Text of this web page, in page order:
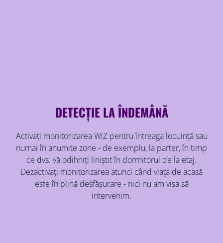
DETECȚIE LA ÎNDEMÂNĂ
Activați monitorizarea WiZ pentru întreaga locuință sau
numai în anumite zone - de exemplu, la parter, în timp
ce dvs. vă odihniți liniștit în dormitorul de la etaj.
Dezactivați monitorizarea atunci când viața de acasă
este în plină desfășurare - nici nu am visa să
intervenim.